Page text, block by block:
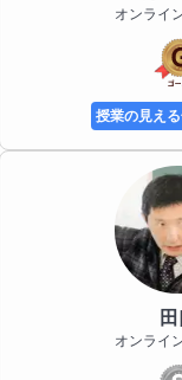
オンライ
授業の見え
田
オンライ